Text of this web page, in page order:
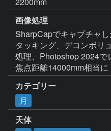
画像処理
SharpCapでキャプチャ
タッキング、デコンボリ
処理、Photoshop 2024で
焦点距離14000mm相当
カテゴリー
月
天体